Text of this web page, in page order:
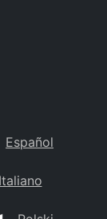
Español
Italiano